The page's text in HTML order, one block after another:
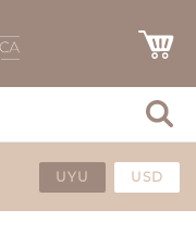
UYU USD